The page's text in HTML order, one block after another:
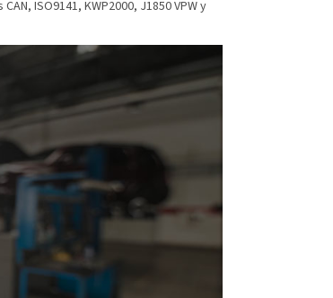
ISO9141, KWP2000, J1850 VPW y